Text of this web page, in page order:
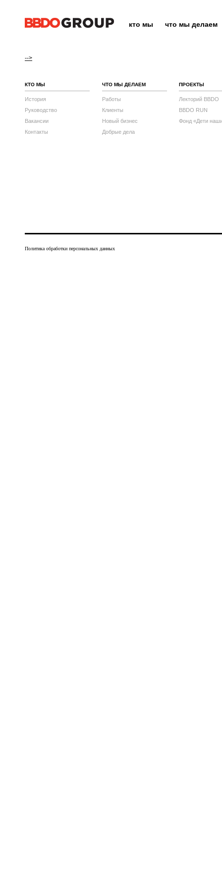
кто мы что мы делаем
-->
КТО МЫ
История
Руководство
Вакансии
Контакты
ЧТО МЫ ДЕЛАЕМ
Работы
Клиенты
Новый бизнес
Добрые дела
ПРОЕКТЫ
Лекторий BBDO
BBDO RUN
Фонд «Дети
Политика обработки персональных данных